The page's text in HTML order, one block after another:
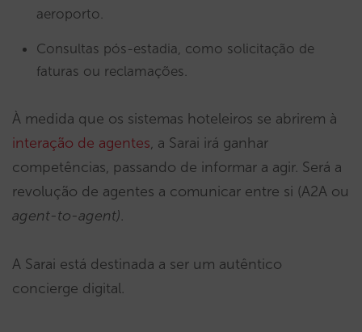
aeroporto.
Consultas pós-estadia, como solicitação de
faturas ou reclamações.
À medida que os sistemas hoteleiros se abrirem à
interação de agentes, a Sarai irá ganhar
competências, passando de informar a agir. Será a
revolução de agentes a comunicar entre si (A2A ou
agent-to-agent).
A Sarai está destinada a ser um autêntico
concierge digital.